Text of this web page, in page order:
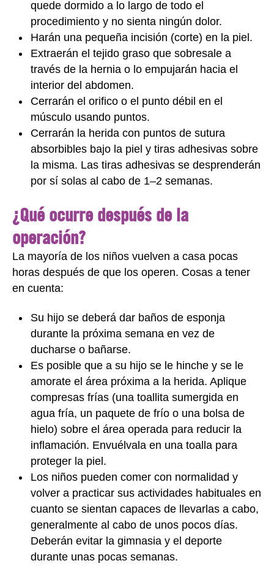
quede dormido a lo largo de todo el
procedimiento y no sienta ningún dolor.
Harán una pequeña incisión (corte) en la piel.
Extraerán el tejido graso que sobresale a
través de la hernia o lo empujarán hacia el
interior del abdomen.
Cerrarán el orifico o el punto débil en el
músculo usando puntos.
Cerrarán la herida con puntos de sutura
absorbibles bajo la piel y tiras adhesivas sobre
la misma. Las tiras adhesivas se desprenderán
por sí solas al cabo de 1–2 semanas.
¿Qué ocurre después de la
operación?
La mayoría de los niños vuelven a casa pocas
horas después de que los operen. Cosas a tener
en cuenta:
Su hijo se deberá dar baños de esponja
durante la próxima semana en vez de
ducharse o bañarse.
Es posible que a su hijo se le hinche y se le
amorate el área próxima a la herida. Aplique
compresas frías (una toallita sumergida en
agua fría, un paquete de frío o una bolsa de
hielo) sobre el área operada para reducir la
inflamación. Envuélvala en una toalla para
proteger la piel.
Los niños pueden comer con normalidad y
volver a practicar sus actividades habituales en
cuanto se sientan capaces de llevarlas a cabo,
generalmente al cabo de unos pocos días.
Deberán evitar la gimnasia y el deporte
durante unas pocas semanas.